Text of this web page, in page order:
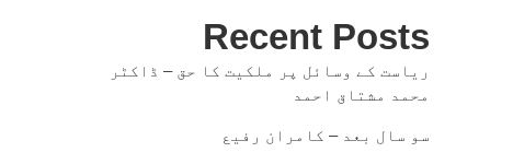
Recent Posts
ریاست کے وسائل پر ملکیت کا حق – ڈاکٹر
محمد مشتاق احمد
سو سال بعد – کامران رفیع